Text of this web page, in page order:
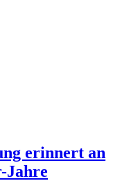
erinnert an
Jahre